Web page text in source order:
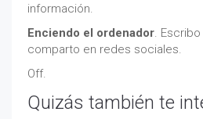
información.
Enciendo el ordenador.
comparto en redes sociales.
Off.
Quizás también te